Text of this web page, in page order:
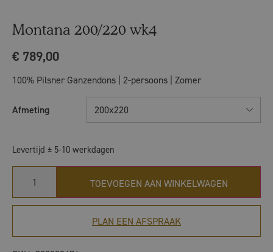
Montana 200/220 wk4
€ 789,00
100% Pilsner Ganzendons | 2-persoons | Zomer
Afmeting 200x220
Levertijd ± 5-10 werkdagen
TOEVOEGEN AAN WINKELWAGEN
PLAN EEN AFSPRAAK